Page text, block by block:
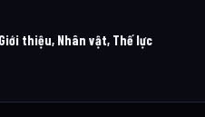
thiệu, Nhân vật, Thế lực